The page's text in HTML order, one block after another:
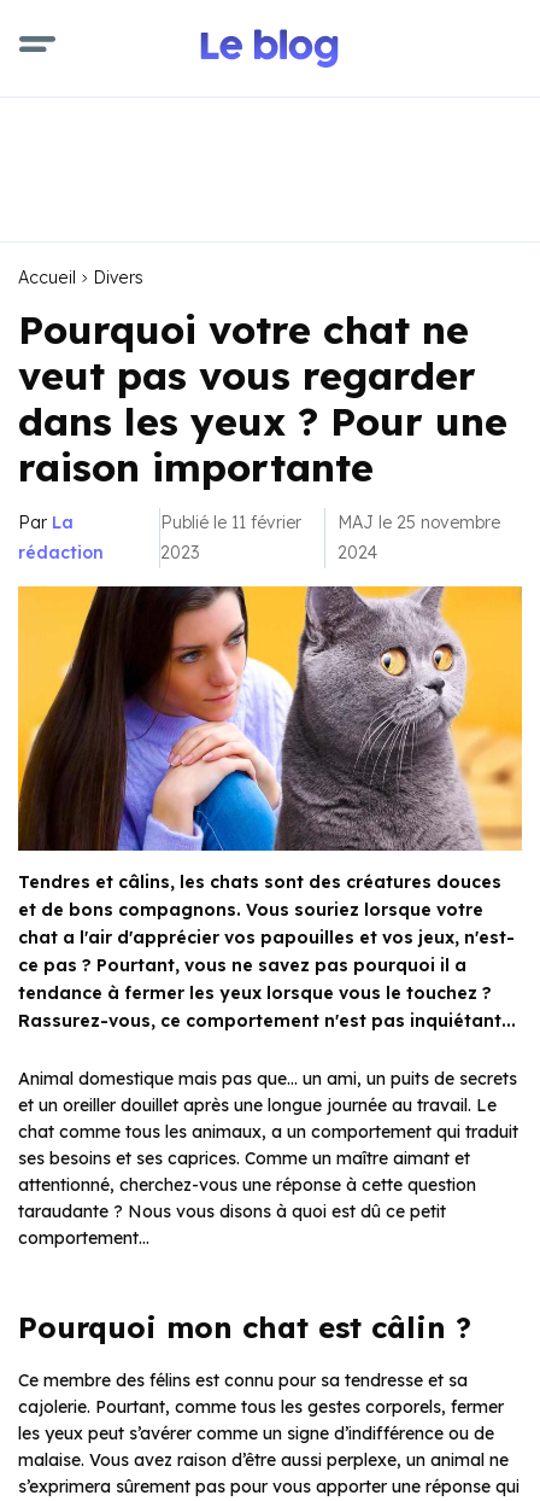
Accueil Divers
Pourquoi votre chat ne
veut pas vous regarder
dans les yeux ? Pour une
raison importante
Par La
rédaction
Publié le 11 février
2023
MAJ le 25 novembre
2024
Tendres et câlins, les chats sont des créatures douces
et de bons compagnons. Vous souriez lorsque votre
chat a l'air d'apprécier vos papouilles et vos jeux, n'est-
ce pas ? Pourtant, vous ne savez pas pourquoi il a
tendance à fermer les yeux lorsque vous le touchez ?
Rassurez-vous, ce comportement n'est pas inquiétant...
Animal domestique mais pas que… un ami, un puits de secrets
et un oreiller douillet après une longue journée au travail. Le
chat comme tous les animaux, a un comportement qui traduit
ses besoins et ses caprices. Comme un maître aimant et
attentionné, cherchez-vous une réponse à cette question
taraudante ? Nous vous disons à quoi est dû ce petit
comportement…
Pourquoi mon chat est câlin ?
Ce membre des félins est connu pour sa tendresse et sa
cajolerie. Pourtant, comme tous les gestes corporels, fermer
les yeux peut s’avérer comme un signe d’indifférence ou de
malaise. Vous avez raison d’être aussi perplexe, un animal ne
s’exprimera sûrement pas pour vous apporter une réponse qui